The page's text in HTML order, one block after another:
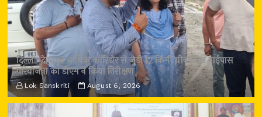
दिल्ली-देहरादून आर्थिक कॉरिडोर से जुड़ी 12 किमी ग्रीनफील्ड बाईपास
परियोजना का डीएम ने किया निरीक्षण
Lok Sanskriti August 6, 2026